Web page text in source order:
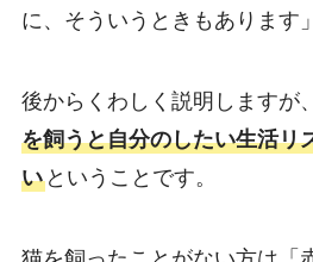
に、そういうときもあります」
後からくわしく説明しますが、
を飼うと自分のしたい生活リ
いということです。